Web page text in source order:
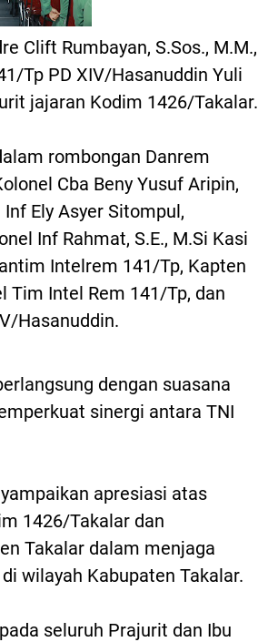
Clift Rumbayan, S.Sos., M.M.,
Tp PD XIV/Hasanuddin Yuli
jajaran Kodim 1426/Takalar.
rombongan Danrem
Cba Beny Yusuf Aripin,
Ely Asyer Sitompul,
Inf Rahmat, S.E., M.Si Kasi
Intelrem 141/Tp, Kapten
Tim Intel Rem 141/Tp, dan
Hasanuddin.
dengan suasana
sinergi antara TNI
apresiasi atas
1426/Takalar dan
Takalar dalam menjaga
wilayah Kabupaten Takalar.
seluruh Prajurit dan Ibu